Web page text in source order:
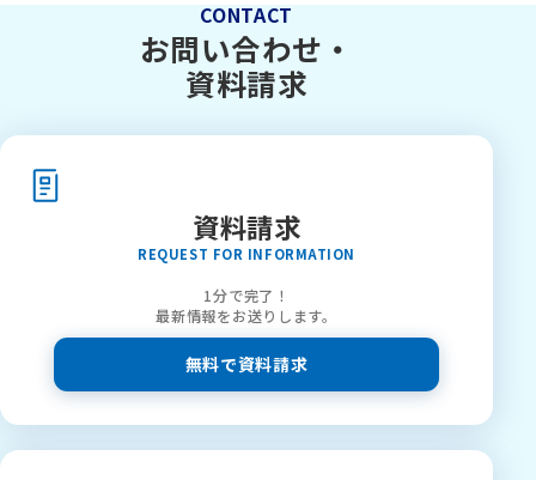
CONTACT
お問い合わせ・
資料請求
資料請求
REQUEST FOR INFORMATION
1分で完了！
最新情報をお送りします。
無料で資料請求